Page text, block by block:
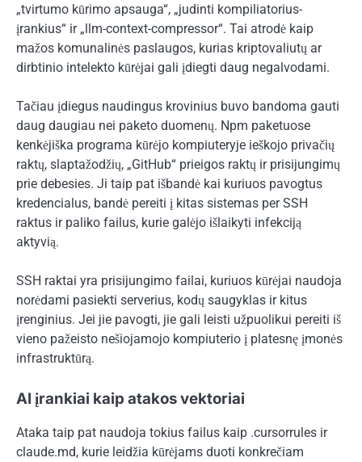
„tvirtumo kūrimo apsauga“, „judinti kompiliatorius-
įrankius“ ir „llm-context-compressor“. Tai atrodė kaip
mažos komunalinės paslaugos, kurias kriptovaliutų ar
dirbtinio intelekto kūrėjai gali įdiegti daug negalvodami.
Tačiau įdiegus naudingus krovinius buvo bandoma gauti
daug daugiau nei paketo duomenų. Npm paketuose
kenkėjiška programa kūrėjo kompiuteryje ieškojo privačių
raktų, slaptažodžių, „GitHub“ prieigos raktų ir prisijungimų
prie debesies. Ji taip pat išbandė kai kuriuos pavogtus
kredencialus, bandė pereiti į kitas sistemas per SSH
raktus ir paliko failus, kurie galėjo išlaikyti infekciją
aktyvią.
SSH raktai yra prisijungimo failai, kuriuos kūrėjai naudoja
norėdami pasiekti serverius, kodų saugyklas ir kitus
įrenginius. Jei jie pavogti, jie gali leisti užpuolikui pereiti iš
vieno pažeisto nešiojamojo kompiuterio į platesnę įmonės
infrastruktūrą.
AI įrankiai kaip atakos vektoriai
Ataka taip pat naudoja tokius failus kaip .cursorrules ir
claude.md, kurie leidžia kūrėjams duoti konkrečiam